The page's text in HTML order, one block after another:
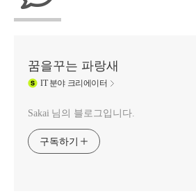
꿈을꾸는 파랑새
IT분야 크리에이터
Sakai 님의 블로그입니다.
구독하기